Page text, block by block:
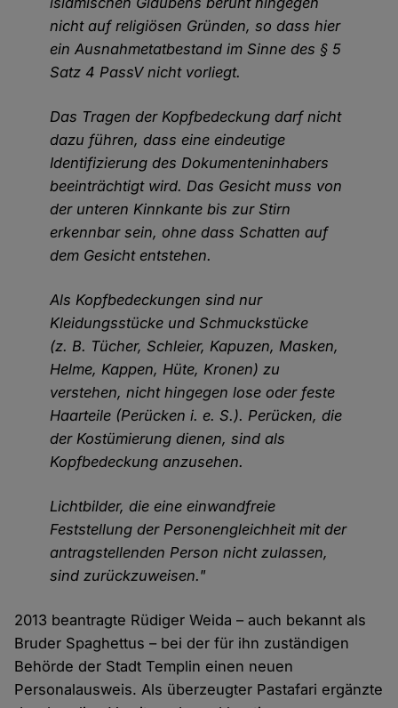
nicht auf religiösen Gründen, so dass hier
ein Ausnahmetatbestand im Sinne des § 5
Satz 4 PassV nicht vorliegt.
Das Tragen der Kopfbedeckung darf nicht
dazu führen, dass eine eindeutige
Identifizierung des Dokumenteninhabers
beeinträchtigt wird. Das Gesicht muss von
der unteren Kinnkante bis zur Stirn
erkennbar sein, ohne dass Schatten auf
dem Gesicht entstehen.
Als Kopfbedeckungen sind nur
Kleidungsstücke und Schmuckstücke
(z. B. Tücher, Schleier, Kapuzen, Masken,
Helme, Kappen, Hüte, Kronen) zu
verstehen, nicht hingegen lose oder feste
Haarteile (Perücken i. e. S.). Perücken, die
der Kostümierung dienen, sind als
Kopfbedeckung anzusehen.
Lichtbilder, die eine einwandfreie
Feststellung der Personengleichheit mit der
antragstellenden Person nicht zulassen,
sind zurückzuweisen."
2013 beantragte Rüdiger Weida – auch bekannt als
Bruder Spaghettus – bei der für ihn zuständigen
Behörde der Stadt Templin einen neuen
Personalausweis. Als überzeugter Pastafari ergänzte